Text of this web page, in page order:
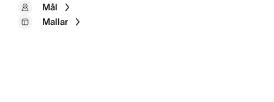
Mål
Mallar